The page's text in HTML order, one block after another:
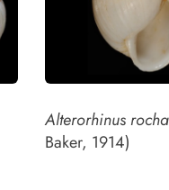
Alterorhinus
Baker, 1914)